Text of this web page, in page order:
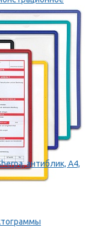
антиблик, А4,